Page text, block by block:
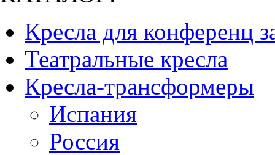
Кресла для конференц
Театральные кресла
Кресла-трансформеры
Испания
Россия